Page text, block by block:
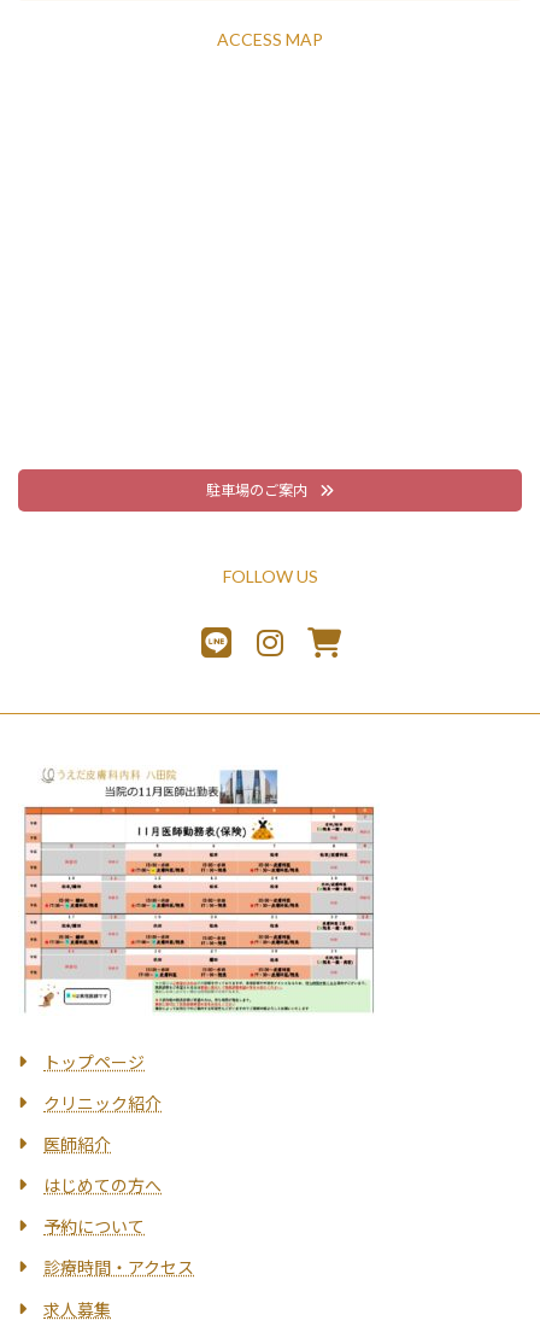
ACCESS MAP
駐車場のご案内
FOLLOW US
トップページ
クリニック紹介
医師紹介
はじめての方へ
予約について
診療時間・アクセス
求人募集